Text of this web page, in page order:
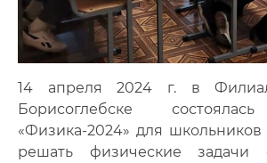
14 апреля 2024 г. в
Борисоглебске
«Физика-2024» для
решать физические задачи